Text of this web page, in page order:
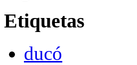
Etiquetas
ducó